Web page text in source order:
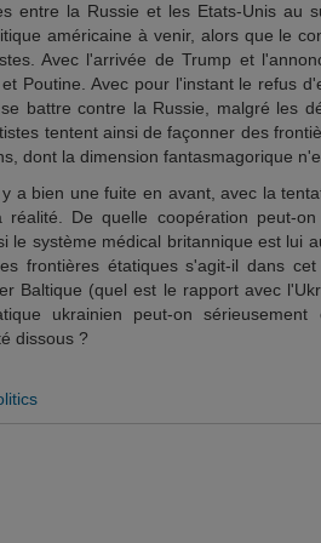
entre la Russie et les Etats-Unis au
américaine à venir, alors que le
Avec l'arrivée de Trump et
Poutine. Avec pour l'instant le refus
battre contre la Russie, malgré les
tentent ainsi de façonner des
dont la dimension fantasmagorique
a bien une fuite en avant, avec la
réalité. De quelle coopération peut-
le système médical britannique est lui
frontières étatiques s'agit-il dans
Baltique (quel est le rapport avec
ukrainien peut-on
dissous ?